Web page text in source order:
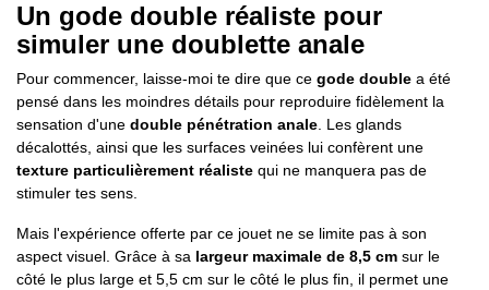
Un gode double réaliste pour
simuler une doublette anale
Pour commencer, laisse-moi te dire que ce gode double a été
pensé dans les moindres détails pour reproduire fidèlement la
sensation d'une double pénétration anale . Les glands
décalottés, ainsi que les surfaces veinées lui confèrent une
texture particulièrement réaliste qui ne manquera pas de
stimuler tes sens.
Mais l'expérience offerte par ce jouet ne se limite pas à son
aspect visuel. Grâce à sa largeur maximale de 8,5 cm sur le
côté le plus large et 5,5 cm sur le côté le plus fin, il permet une